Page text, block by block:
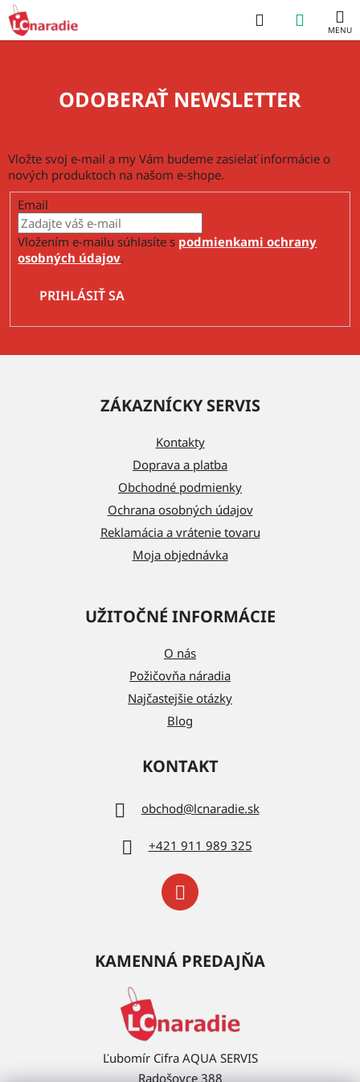
Prejsť
na
obsah
Hľadať
KOŠÍK
ODOBERAŤ NEWSLETTER
Vložte svoj e-mail a my Vám budeme zasielať informácie o
nových produktoch na našom e-shope.
Email
Vložením e-mailu súhlasíte s podmienkami ochrany
osobných údajov.
PRIHLÁSIŤ SA
ZÁKAZNÍCKY SERVIS
Kontakty
Doprava a platba
Obchodné podmienky
Ochrana osobných údajov
Reklamácia a vrátenie tovaru
Moja objednávka
UŽITOČNÉ INFORMÁCIE
O nás
Požičovňa náradia
Najčastejšie otázky
Blog
KONTAKT
obchod@lcnaradie.sk
+421 911 989 325
KAMENNÁ PREDAJŇA
Ľubomír Cifra AQUA SERVIS
Radošovce 388